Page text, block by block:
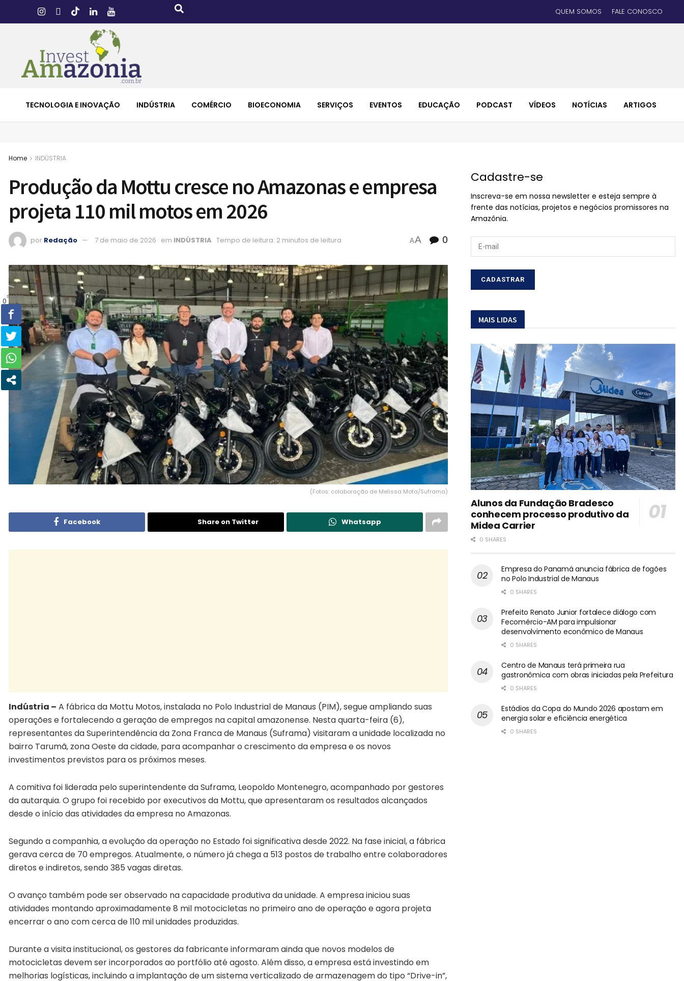
QUEM SOMOS FALE CONOSCO
TECNOLOGIA E INOVAÇÃO INDÚSTRIA COMÉRCIO BIOECONOMIA SERVIÇOS EVENTOS EDUCAÇÃO PODCAST VÍDEOS NOTÍCIAS ARTIGOS
Home INDÚSTRIA
Produção da Mottu cresce no Amazonas e empresa
projeta 110 mil motos em 2026
por Redação 7 de maio de 2026 em INDÚSTRIA Tempo de leitura: 2 minutos de leitura AA 0
(Fotos: colaboração de Melissa Mota/Suframa)
Facebook Share on Twitter Whatsapp
Indústria – A fábrica da Mottu Motos, instalada no Polo Industrial de Manaus (PIM), segue ampliando suas
operações e fortalecendo a geração de empregos na capital amazonense. Nesta quarta-feira (6),
representantes da Superintendência da Zona Franca de Manaus (Suframa) visitaram a unidade localizada no
bairro Tarumã, zona Oeste da cidade, para acompanhar o crescimento da empresa e os novos
investimentos previstos para os próximos meses.
A comitiva foi liderada pelo superintendente da Suframa, Leopoldo Montenegro, acompanhado por gestores
da autarquia. O grupo foi recebido por executivos da Mottu, que apresentaram os resultados alcançados
desde o início das atividades da empresa no Amazonas.
Segundo a companhia, a evolução da operação no Estado foi significativa desde 2022. Na fase inicial, a fábrica
gerava cerca de 70 empregos. Atualmente, o número já chega a 513 postos de trabalho entre colaboradores
diretos e indiretos, sendo 385 vagas diretas.
O avanço também pode ser observado na capacidade produtiva da unidade. A empresa iniciou suas
atividades montando aproximadamente 8 mil motocicletas no primeiro ano de operação e agora projeta
encerrar o ano com cerca de 110 mil unidades produzidas.
Durante a visita institucional, os gestores da fabricante informaram ainda que novos modelos de
motocicletas devem ser incorporados ao portfólio até agosto. Além disso, a empresa está investindo em
melhorias logísticas, incluindo a implantação de um sistema verticalizado de armazenagem do tipo “Drive-in”,
Cadastre-se
Inscreva-se em nossa newsletter e esteja sempre à
frente das notícias, projetos e negócios promissores na
Amazônia.
MAIS LIDAS
Alunos da Fundação Bradesco
conhecem processo produtivo da
Midea Carrier
0 SHARES
Empresa do Panamá anuncia fábrica de fogões
no Polo Industrial de Manaus
0 SHARES
Prefeito Renato Junior fortalece diálogo com
Fecomércio-AM para impulsionar
desenvolvimento econômico de Manaus
0 SHARES
Centro de Manaus terá primeira rua
gastronômica com obras iniciadas pela Prefeitura
0 SHARES
Estádios da Copa do Mundo 2026 apostam em
energia solar e eficiência energética
0 SHARES
0
SHARES